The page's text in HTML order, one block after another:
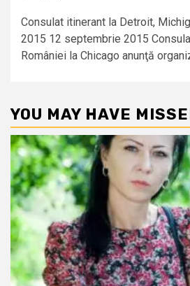
Consulat itinerant la Detroit,
2015 12 septembrie 2015
României la Chicago anunţă
YOU MAY HAVE